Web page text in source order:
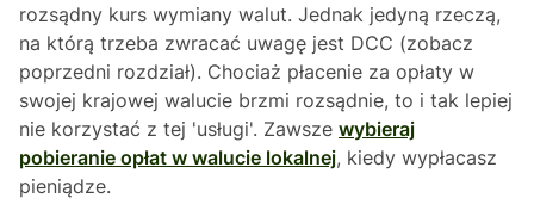
rozsądny kurs wymiany walut. Jednak jedyną rzeczą,
na którą trzeba zwracać uwagę jest DCC (zobacz
poprzedni rozdział). Chociaż płacenie za opłaty w
swojej krajowej walucie brzmi rozsądnie, to i tak lepiej
nie korzystać z tej 'usługi'. Zawsze wybieraj
pobieranie opłat w walucie lokalnej, kiedy wypłacasz
pieniądze.